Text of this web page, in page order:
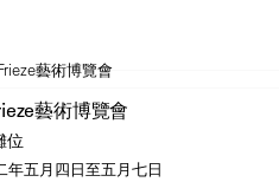
藝術博覽會
位
年五月四日至五月七日